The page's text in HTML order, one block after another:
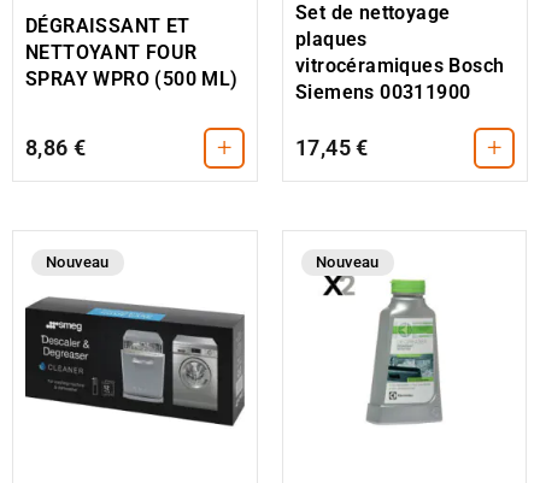
DÉGRAISSANT ET
NETTOYANT FOUR
SPRAY WPRO (500 ML)
8,86 € +
Set de nettoyage
plaques
vitrocéramiques Bosch
Siemens 00311900
17,45 € +
Nouveau Nouveau